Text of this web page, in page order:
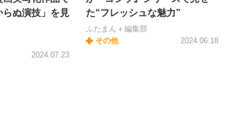
らぬ演技」を見
2024.07.23
た“フレッシュな魅力”
ふたまん＋編集部
その他
2024.06.18